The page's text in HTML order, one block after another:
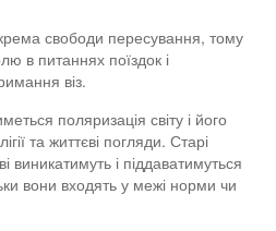
свободи пересування, тому
в питаннях поїздок і
віз.
поляризація світу і його
та життєві погляди. Старі
виникатимуть і піддаватимуться
вони входять у межі норми чи